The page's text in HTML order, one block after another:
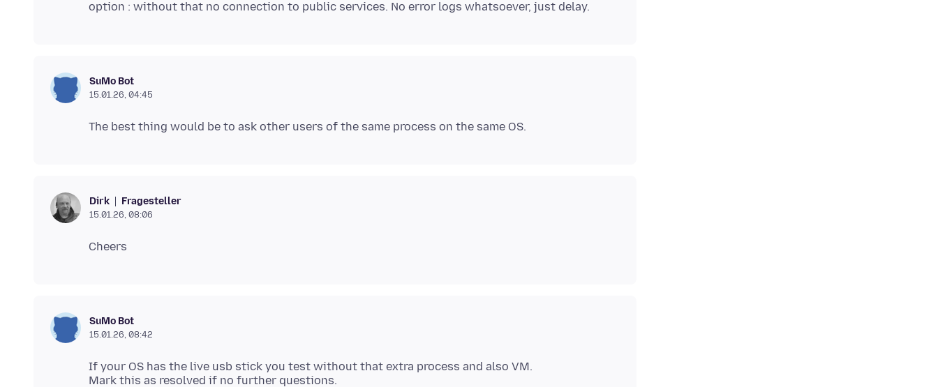
SuMo Bot
15.01.26, 04:45
Dirk Fragesteller
15.01.26, 08:06
SuMo Bot
15.01.26, 08:42
If your OS has the live usb stick you test without that extra process and also VM.